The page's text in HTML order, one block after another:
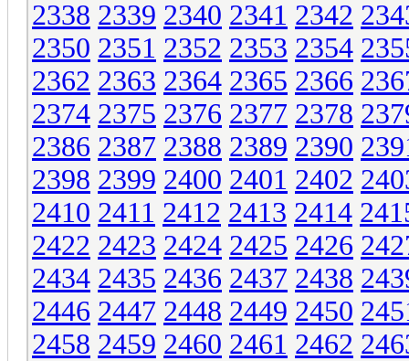
2338 2339 2340 2341 2342
2350 2351 2352 2353 2354
2362 2363 2364 2365 2366
2374 2375 2376 2377 2378
2386 2387 2388 2389 2390
2398 2399 2400 2401 2402
2410 2411 2412 2413 2414
2422 2423 2424 2425 2426
2434 2435 2436 2437 2438
2446 2447 2448 2449 2450
2458 2459 2460 2461 2462